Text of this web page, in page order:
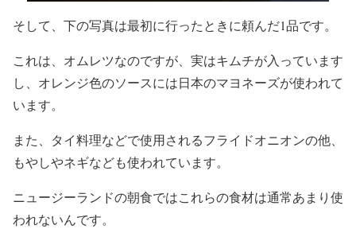
そして、下の写真は最初に行ったときに頼んだ1品です。
これは、オムレツなのですが、実はキムチが入っています
し、オレンジ色のソースには日本のマヨネーズが使われて
います。
また、タイ料理などで使用されるフライドオニオンの他、
もやしやネギなども使われています。
ニュージーランドの朝食ではこれらの食材は通常あまり使
われないんです。